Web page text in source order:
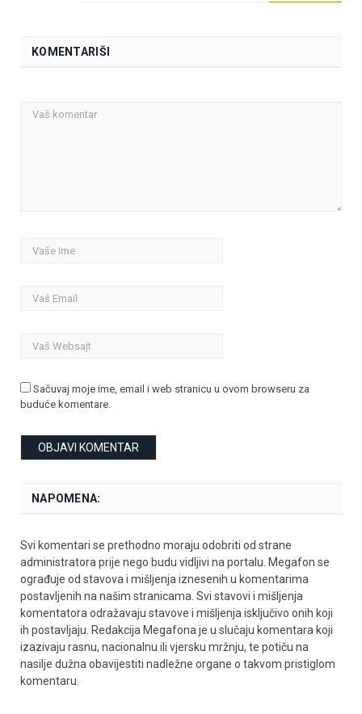
KOMENTARIŠI
Sačuvaj moje ime, email i web stranicu u ovom browseru za
buduće komentare.
NAPOMENA:
Svi komentari se prethodno moraju odobriti od strane
administratora prije nego budu vidljivi na portalu. Megafon se
ograđuje od stavova i mišljenja iznesenih u komentarima
postavljenih na našim stranicama. Svi stavovi i mišljenja
komentatora odražavaju stavove i mišljenja isključivo onih koji
ih postavljaju. Redakcija Megafona je u slučaju komentara koji
izazivaju rasnu, nacionalnu ili vjersku mržnju, te potiču na
nasilje dužna obavijestiti nadležne organe o takvom pristiglom
komentaru.